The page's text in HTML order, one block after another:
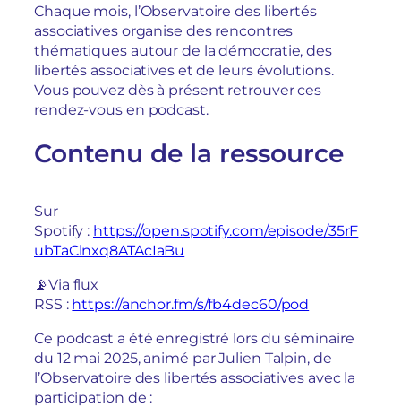
Chaque mois, l’Observatoire des libertés
associatives organise des rencontres
thématiques autour de la démocratie, des
libertés associatives et de leurs évolutions.
Vous pouvez dès à présent retrouver ces
rendez-vous en podcast.
Contenu de la ressource
Sur
Spotify : https://open.spotify.com/episode/35rF
ubTaClnxq8ATAcIaBu
📡Via flux
RSS : https://anchor.fm/s/fb4dec60/pod
Ce podcast a été enregistré lors du séminaire
du 12 mai 2025, animé par Julien Talpin, de
l’Observatoire des libertés associatives avec la
participation de :